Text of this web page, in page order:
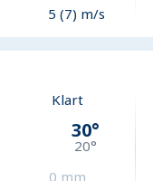
5 (7) m/s
Klart
30°
20°
0 mm